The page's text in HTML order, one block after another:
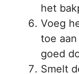
het
Voeg
toe
goed
Smelt